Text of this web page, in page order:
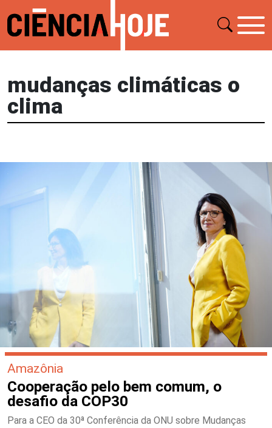
mudanças climáticas o
clima
Amazônia
Cooperação pelo bem comum, o
desafio da COP30
Para a CEO da 30ª Conferência da ONU sobre Mudanças